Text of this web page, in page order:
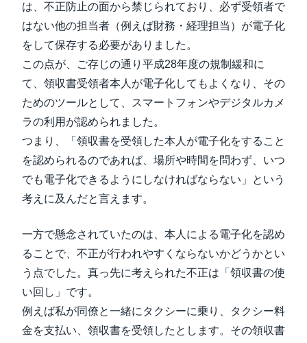
は、不正防止の面から禁じられており、必ず受領者で
はない他の担当者（例えば財務・経理担当）が電子化
をして保存する必要がありました。
この点が、ご存じの通り平成28年度の規制緩和に
て、領収書受領者本人が電子化してもよくなり、その
ためのツールとして、スマートフォンやデジタルカメ
ラの利用が認められました。
つまり、「領収書を受領した本人が電子化をすること
を認められるのであれば、場所や時間を問わず、いつ
でも電子化できるようにしなければならない」という
考えに及んだと言えます。
一方で懸念されていたのは、本人による電子化を認め
ることで、不正が行われやすくならないかどうかとい
う点でした。真っ先に考えられた不正は「領収書の使
い回し」です。
例えば私が同僚と一緒にタクシーに乗り、タクシー料
金を支払い、領収書を受領したとします。その領収書